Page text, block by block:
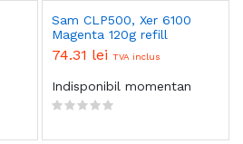
Sam CLP500, Xer 6100
Magenta 120g refill
74.31 lei TVA inclus
Indisponibil momentan